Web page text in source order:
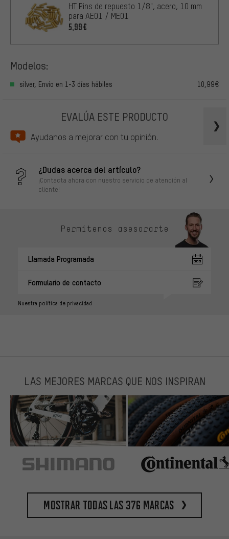
HT Pins de repuesto 1/8", acero, 10 mm
para AE01 / ME01
5,99€
Modelos:
silver, Envío en 1-3 días hábiles 10,99€
EVALÚA ESTE PRODUCTO
Ayudanos a mejorar con tu opinión.
¿Dudas acerca del artículo?
¡Contacta ahora con nuestro servicio de atención al
cliente!
Permítenos asesorarte
Llamada Programada
Formulario de contacto
Nuestra política de privacidad
LAS MEJORES MARCAS QUE NOS INSPIRAN
Mostrar todas las 376 marcas